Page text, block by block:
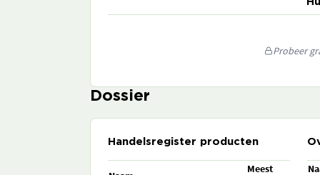
Probeer
Dossier
Handelsregister producten
Meest